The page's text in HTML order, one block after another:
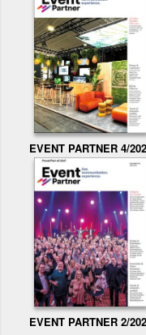
EVENT PARTNER 4/
EVENT PARTNER 2/